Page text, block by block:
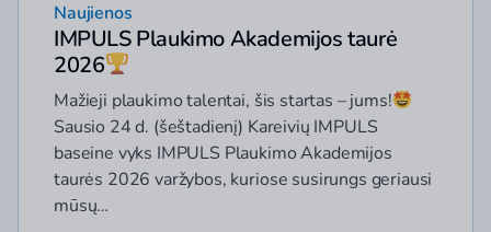
Naujienos
IMPULS Plaukimo Akademijos taurė
2026
Mažieji plaukimo talentai, šis startas – jums!
Sausio 24 d. (šeštadienį) Kareivių IMPULS
baseine vyks IMPULS Plaukimo Akademijos
taurės 2026 varžybos, kuriose susirungs geriausi
mūsų…